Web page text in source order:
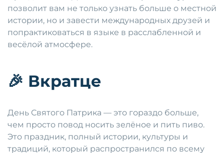
позволит вам не только узнать больше о местной
истории, но и завести международных друзей и
попрактиковаться в языке в расслабленной и
весёлой атмосфере.
🎉 Вкратце
День Святого Патрика — это гораздо больше,
чем просто повод носить зелёное и пить пиво.
Это праздник, полный истории, культуры и
традиций, который распространился по всему